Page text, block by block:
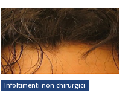
Infoltimenti non chirurgici